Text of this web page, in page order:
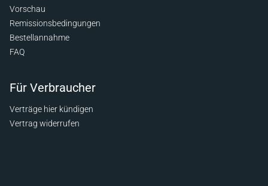
Vorschau
Remissionsbedingungen
Bestellannahme
FAQ
Für Verbraucher
Verträge hier kündigen
Vertrag widerrufen